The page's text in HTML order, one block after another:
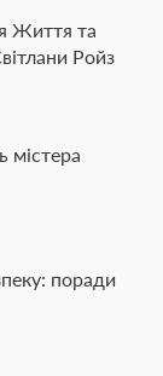
Життя та
Ройз
містера
поради